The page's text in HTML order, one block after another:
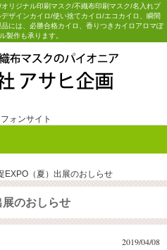
リジナル印刷マスク/不織布印刷マスク/名入れプ
ザインカイロ/使い捨てカイロ/エコカイロ、瞬間
には、必勝合格カイロ、香りつきカイロアロマぽ
製作も承ります。
ォンサイト
EXPO（夏）出展のおしらせ
のおしらせ
2019/04/08